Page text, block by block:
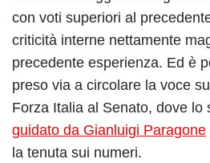
con voti superiori al
criticità interne nettamente
precedente esperienza. Ed è
preso via a circolare la voce
Forza Italia al Senato, dove lo
guidato da Gianluigi Paragone
la tenuta sui numeri.